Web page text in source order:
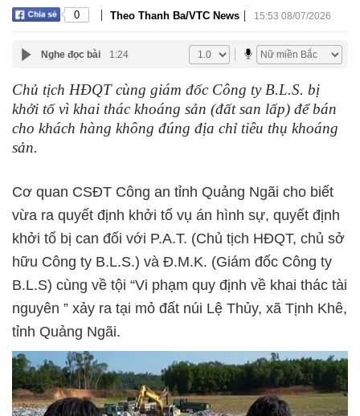
0 | Theo Thanh Ba/VTC News | 15:53 08/07/2026
Nghe đọc bài 1:24
Chủ tịch HĐQT cùng giám đốc Công ty B.L.S. bị
khởi tố vì khai thác khoáng sản (đất san lấp) để bán
cho khách hàng không đúng địa chỉ tiêu thụ khoáng
sản.
Cơ quan CSĐT Công an tỉnh Quảng Ngãi cho biết
vừa ra quyết định khởi tố vụ án hình sự, quyết định
khởi tố bị can đối với P.A.T. (Chủ tịch HĐQT, chủ sở
hữu Công ty B.L.S.) và Đ.M.K. (Giám đốc Công ty
B.L.S) cùng về tội “Vi phạm quy định về khai thác tài
nguyên ” xảy ra tại mỏ đất núi Lệ Thủy, xã Tịnh Khê,
tỉnh Quảng Ngãi.